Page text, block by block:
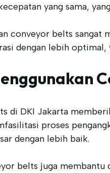
yang sama,
conveyor belts sangat
dengan lebih
di DKI Jakarta
proses
dengan lebih baik.
belts juga